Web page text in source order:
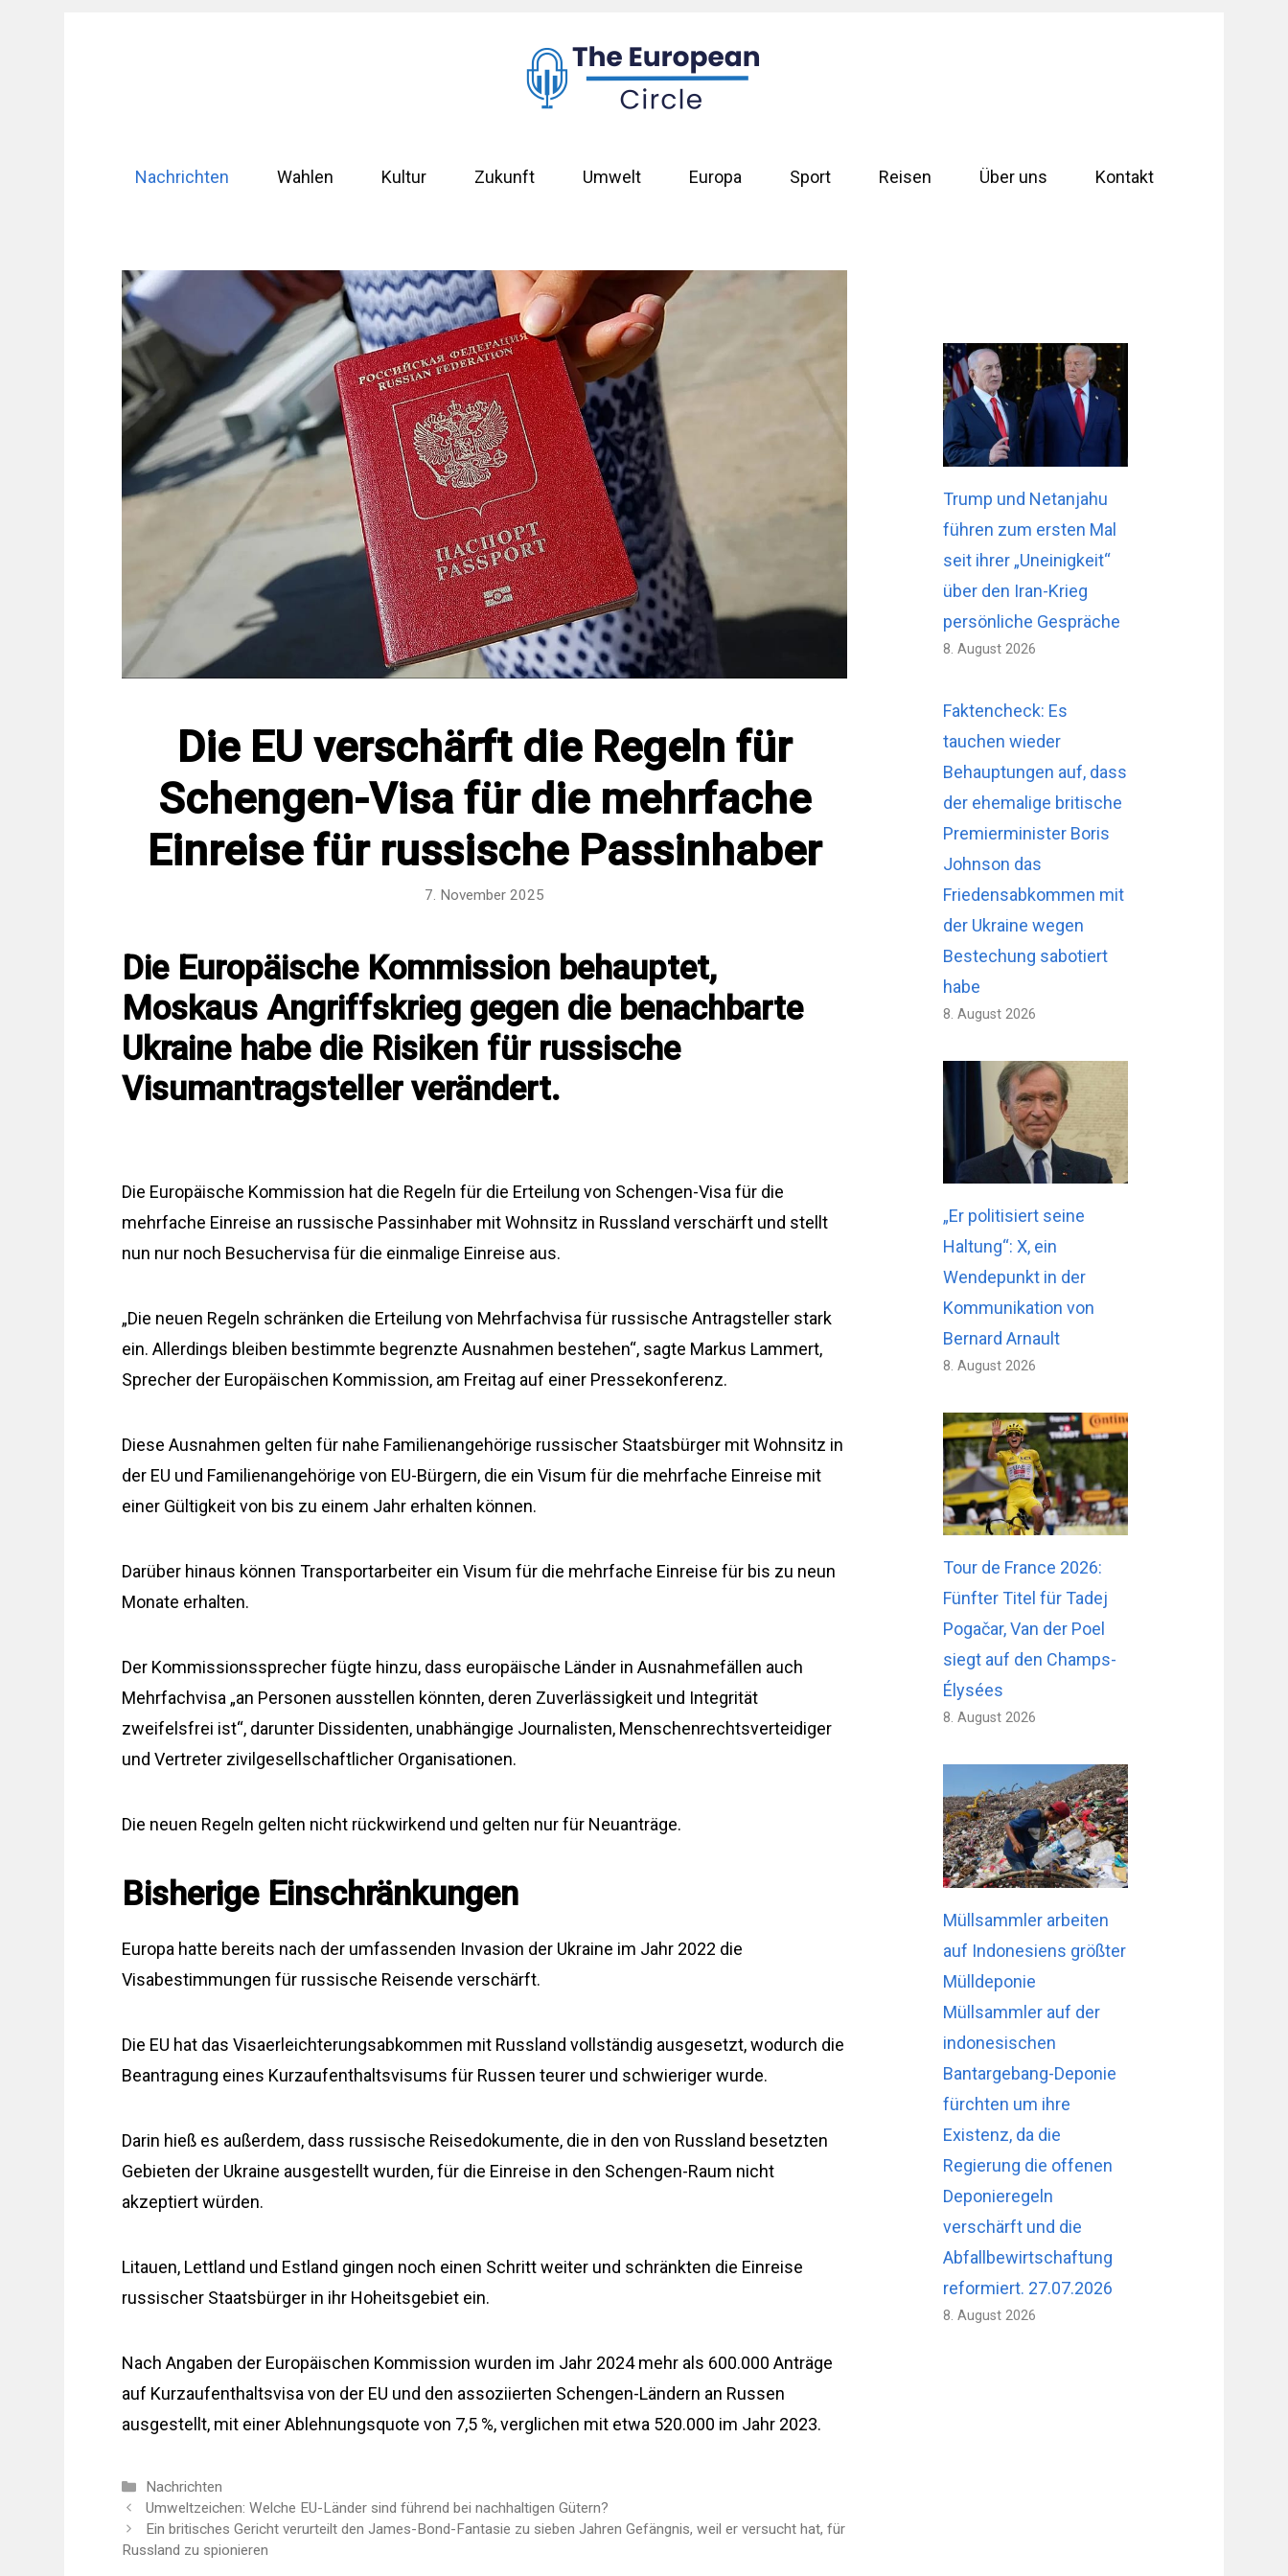
Nachrichten Wahlen Kultur Zukunft Umwelt Europa Sport Reisen Über uns Kontakt
Die EU verschärft die Regeln für
Schengen-Visa für die mehrfache
Einreise für russische Passinhaber
7. November 2025
Die Europäische Kommission behauptet,
Moskaus Angriffskrieg gegen die benachbarte
Ukraine habe die Risiken für russische
Visumantragsteller verändert.
Die Europäische Kommission hat die Regeln für die Erteilung von Schengen-Visa für die
mehrfache Einreise an russische Passinhaber mit Wohnsitz in Russland verschärft und stellt
nun nur noch Besuchervisa für die einmalige Einreise aus.
„Die neuen Regeln schränken die Erteilung von Mehrfachvisa für russische Antragsteller stark
ein. Allerdings bleiben bestimmte begrenzte Ausnahmen bestehen“, sagte Markus Lammert,
Sprecher der Europäischen Kommission, am Freitag auf einer Pressekonferenz.
Diese Ausnahmen gelten für nahe Familienangehörige russischer Staatsbürger mit Wohnsitz in
der EU und Familienangehörige von EU-Bürgern, die ein Visum für die mehrfache Einreise mit
einer Gültigkeit von bis zu einem Jahr erhalten können.
Darüber hinaus können Transportarbeiter ein Visum für die mehrfache Einreise für bis zu neun
Monate erhalten.
Der Kommissionssprecher fügte hinzu, dass europäische Länder in Ausnahmefällen auch
Mehrfachvisa „an Personen ausstellen könnten, deren Zuverlässigkeit und Integrität
zweifelsfrei ist“, darunter Dissidenten, unabhängige Journalisten, Menschenrechtsverteidiger
und Vertreter zivilgesellschaftlicher Organisationen.
Die neuen Regeln gelten nicht rückwirkend und gelten nur für Neuanträge.
Bisherige Einschränkungen
Europa hatte bereits nach der umfassenden Invasion der Ukraine im Jahr 2022 die
Visabestimmungen für russische Reisende verschärft.
Die EU hat das Visaerleichterungsabkommen mit Russland vollständig ausgesetzt, wodurch die
Beantragung eines Kurzaufenthaltsvisums für Russen teurer und schwieriger wurde.
Darin hieß es außerdem, dass russische Reisedokumente, die in den von Russland besetzten
Gebieten der Ukraine ausgestellt wurden, für die Einreise in den Schengen-Raum nicht
akzeptiert würden.
Litauen, Lettland und Estland gingen noch einen Schritt weiter und schränkten die Einreise
russischer Staatsbürger in ihr Hoheitsgebiet ein.
Nach Angaben der Europäischen Kommission wurden im Jahr 2024 mehr als 600.000 Anträge
auf Kurzaufenthaltsvisa von der EU und den assoziierten Schengen-Ländern an Russen
ausgestellt, mit einer Ablehnungsquote von 7,5 %, verglichen mit etwa 520.000 im Jahr 2023.
Kategorien
Nachrichten
Umweltzeichen: Welche EU-Länder sind führend bei nachhaltigen Gütern?
Ein britisches Gericht verurteilt den James-Bond-Fantasie zu sieben Jahren Gefängnis, weil er versucht hat, für
Russland zu spionieren
Trump und Netanjahu
führen zum ersten Mal
seit ihrer „Uneinigkeit“
über den Iran-Krieg
persönliche Gespräche
8. August 2026
Faktencheck: Es
tauchen wieder
Behauptungen auf, dass
der ehemalige britische
Premierminister Boris
Johnson das
Friedensabkommen mit
der Ukraine wegen
Bestechung sabotiert
habe
8. August 2026
„Er politisiert seine
Haltung“: X, ein
Wendepunkt in der
Kommunikation von
Bernard Arnault
8. August 2026
Tour de France 2026:
Fünfter Titel für Tadej
Pogačar, Van der Poel
siegt auf den Champs-
Élysées
8. August 2026
Müllsammler arbeiten
auf Indonesiens größter
Mülldeponie
Müllsammler auf der
indonesischen
Bantargebang-Deponie
fürchten um ihre
Existenz, da die
Regierung die offenen
Deponieregeln
verschärft und die
Abfallbewirtschaftung
reformiert. 27.07.2026
8. August 2026